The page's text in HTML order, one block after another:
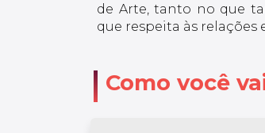
de Arte, tanto no que
que respeita às relações
Como você